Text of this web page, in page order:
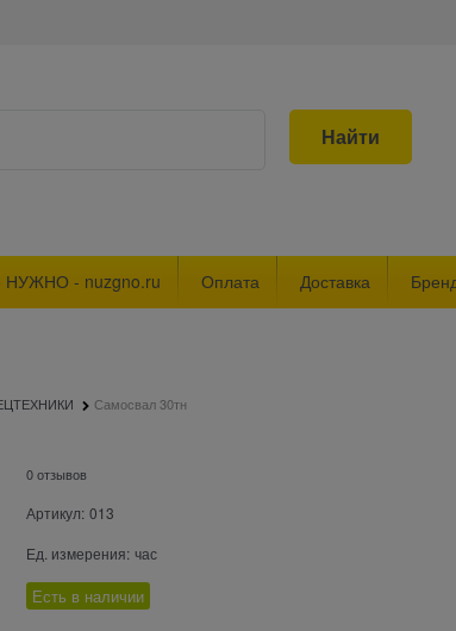
Найти
НУЖНО - nuzgno.ru Оплата Доставка
Самосвал 30тн
0 отзывов
Артикул: 013
Ед. измерения: час
Есть в наличии